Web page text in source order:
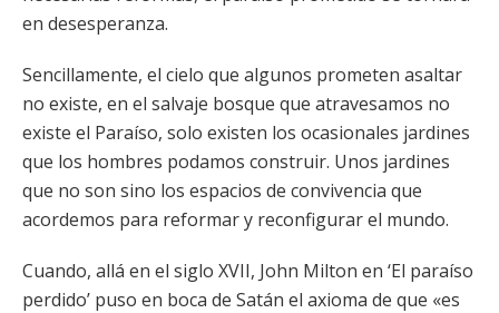
en desesperanza.
Sencillamente, el cielo que algunos prometen asaltar
no existe, en el salvaje bosque que atravesamos no
existe el Paraíso, solo existen los ocasionales jardines
que los hombres podamos construir. Unos jardines
que no son sino los espacios de convivencia que
acordemos para reformar y reconfigurar el mundo.
Cuando, allá en el siglo XVII, John Milton en ‘El paraíso
perdido’ puso en boca de Satán el axioma de que «es